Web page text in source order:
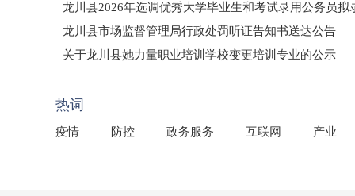
龙川县2026年选调优秀大学毕业生和考试录用公务员拟
龙川县市场监督管理局行政处罚听证告知书送达公告
（龙市监罚送告〔2026〕71号）
关于龙川县她力量职业培训学校变更培训专业的公示
热词
疫情 防控 政务服务 互联网 产业